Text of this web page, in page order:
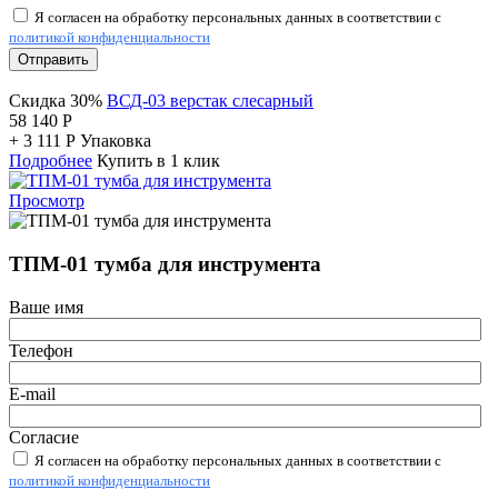
Я согласен на обработку персональных данных в соответствии с
политикой конфиденциальности
Отправить
Скидка 30% ВСД-03 верстак слесарный
58 140 Р
+ 3 111 Р Упаковка
Подробнее Купить в 1 клик
Просмотр
ТПМ-01 тумба для инструмента
Ваше имя
Телефон
E-mail
Согласие
Я согласен на обработку персональных данных в соответствии с
политикой конфиденциальности